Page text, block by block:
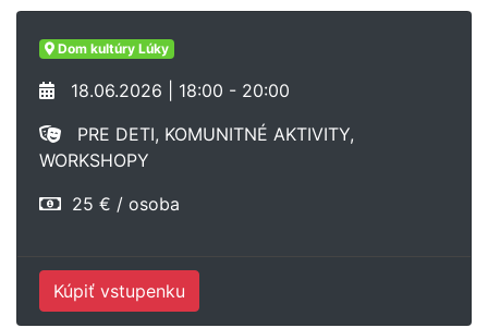
Dom kultúry Lúky
18.06.2026 | 18:00 - 20:00
PRE DETI, KOMUNITNÉ AKTIVITY,
WORKSHOPY
25 € / osoba
Kúpiť vstupenku